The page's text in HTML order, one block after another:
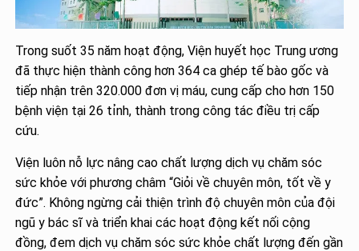
Trong suốt 35 năm hoạt động, Viện huyết học Trung ương
đã thực hiện thành công hơn 364 ca ghép tế bào gốc và
tiếp nhận trên 320.000 đơn vị máu, cung cấp cho hơn 150
bệnh viện tại 26 tỉnh, thành trong công tác điều trị cấp
cứu.
Viện luôn nỗ lực nâng cao chất lượng dịch vụ chăm sóc
sức khỏe với phương châm “Giỏi về chuyên môn, tốt về y
đức”. Không ngừng cải thiện trình độ chuyên môn của đội
ngũ y bác sĩ và triển khai các hoạt động kết nối cộng
đồng, đem dịch vụ chăm sóc sức khỏe chất lượng đến gần